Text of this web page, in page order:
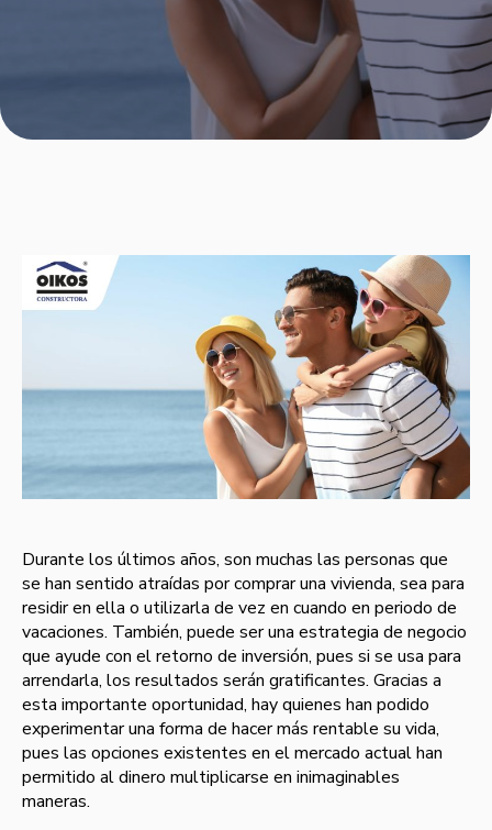
Durante los últimos años, son muchas las personas que
se han sentido atraídas por comprar una vivienda, sea para
residir en ella o utilizarla de vez en cuando en periodo de
vacaciones. También, puede ser una estrategia de negocio
que ayude con el retorno de inversión, pues si se usa para
arrendarla, los resultados serán gratificantes. Gracias a
esta importante oportunidad, hay quienes han podido
experimentar una forma de hacer más rentable su vida,
pues las opciones existentes en el mercado actual han
permitido al dinero multiplicarse en inimaginables
maneras.